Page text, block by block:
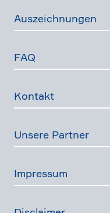
Auszeich­nungen
FAQ
Kontakt
Unsere Partner
Impressum